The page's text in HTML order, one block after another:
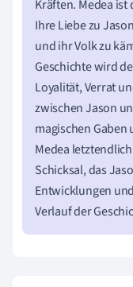
Kräften. Medea ist
Ihre Liebe zu
und ihr Volk zu
Geschichte wird
Loyalität, Verrat
zwischen Jason
magischen
Medea
Schicksal, das
Entwicklungen
Verlauf der